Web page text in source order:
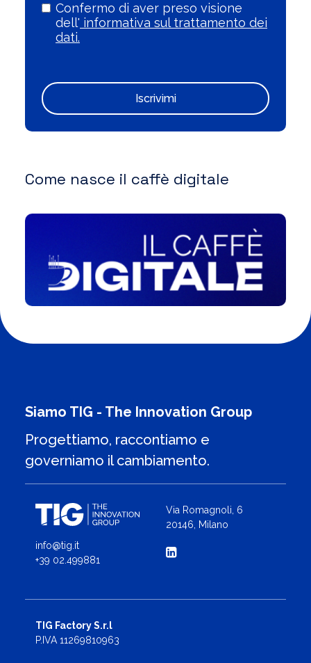
Confermo di aver preso visione
dell' informativa sul trattamento dei
dati.
Iscrivimi
Come nasce il caffè digitale
Siamo TIG - The Innovation Group
Progettiamo, raccontiamo e
governiamo il cambiamento.
info@tig.it
+39 02.499881
Via Romagnoli, 6
20146, Milano
TIG Factory S.r.l
P.IVA 11269810963